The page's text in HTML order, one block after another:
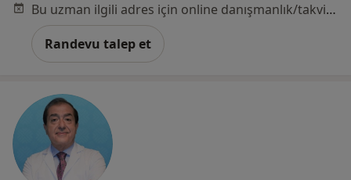
Bu uzman ilgili adres için online danışmanlık/takvim sunmuyor.
Randevu talep et